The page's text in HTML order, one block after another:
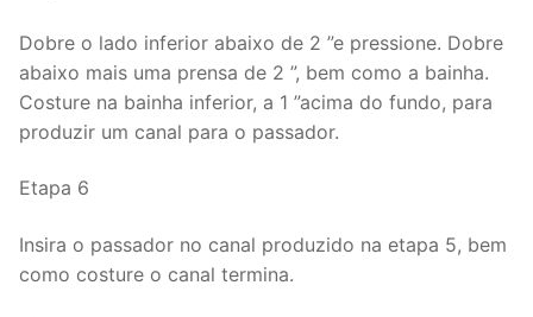
Dobre o lado inferior abaixo de 2 ”e pressione. Dobre
abaixo mais uma prensa de 2 ”, bem como a bainha.
Costure na bainha inferior, a 1 ”acima do fundo, para
produzir um canal para o passador.
Etapa 6
Insira o passador no canal produzido na etapa 5, bem
como costure o canal termina.